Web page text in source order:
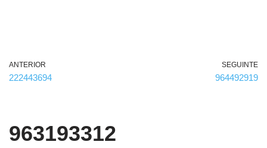
ANTERIOR
222443694
SEGUINTE
964492919
963193312